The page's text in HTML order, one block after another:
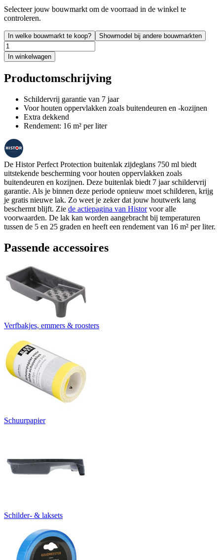
Selecteer jouw bouwmarkt om de voorraad in de winkel te
controleren.
In welke bouwmarkt te koop? Showmodel bij andere bouwmarkten
In winkelwagen
Productomschrijving
Schildervrij garantie van 7 jaar
Voor houten oppervlakken zoals buitendeuren en -kozijnen
Extra dekkend
Rendement: 16 m² per liter
De Histor Perfect Protection buitenlak zijdeglans 750 ml biedt
uitstekende bescherming voor houten oppervlakken zoals
buitendeuren en kozijnen. Deze buitenlak biedt 7 jaar schildervrij
garantie. Als je binnen deze periode opnieuw moet schilderen, krijg
je gratis nieuwe lak. Zo weet je zeker dat jouw houtwerk lang
beschermt blijft. Zie de actiepagina van Historvoor alle
voorwaarden. De lak kan worden aangebracht bij temperaturen
tussen de 5 en 25 graden en heeft een rendement van 16 m² per liter.
Passende accessoires
Verfbakjes, emmers & roosters
Schuurpapier
Schilder- & laksets